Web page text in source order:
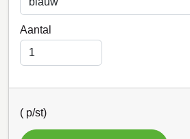
Aantal
( p/st)